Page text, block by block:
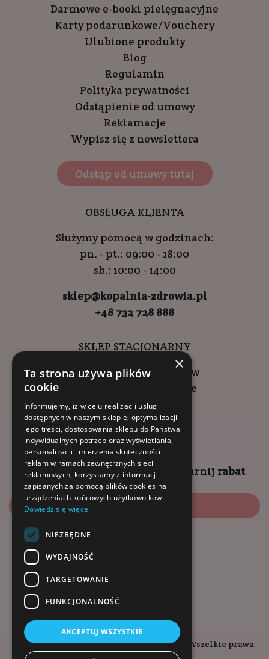
Darmowe e-booki pielęgnacyjne
Karty podarunkowe/Vouchery
Ulubione produkty
Blog
Regulamin
Polityka prywatności
Odstąpienie od umowy
Reklamacje
Wypisz się z newslettera
Odstąp od umowy tutaj
OBSŁUGA KLIENTA
Służymy pomocą w godzinach:
pn. - pt.: 09:00 - 18:00
sb.: 10:00 - 14:00
sklep@kopalnia-zdrowia.pl
+48 732 728 888
SKLEP STACJONARNY
ul. Wadowicka 6, Kraków
Kompleks Buma Square
godziny otwarcia:
9:00 - 18:00 (pon-pt)
10:00 - 14:00 (sob)
Zapisz się naNEWSLETTER zgarnij rabat
Zapisz się
Copyright © 2026. Kopalnia-Zdrowia.pl - Wszelkie prawa
×
Ta strona używa plików
cookie
Informujemy, iż w celu realizacji usług
dostępnych w naszym sklepie, optymalizacji
jego treści, dostosowania sklepu do Państwa
indywidualnych potrzeb oraz wyświetlania,
personalizacji i mierzenia skuteczności
reklam w ramach zewnętrznych sieci
reklamowych, korzystamy z informacji
zapisanych za pomocą plików cookies na
urządzeniach końcowych użytkowników.
Dowiedz się więcej
NIEZBĘDNE
WYDAJNOŚĆ
TARGETOWANIE
FUNKCJONALNOŚĆ
AKCEPTUJ WSZYSTKIE